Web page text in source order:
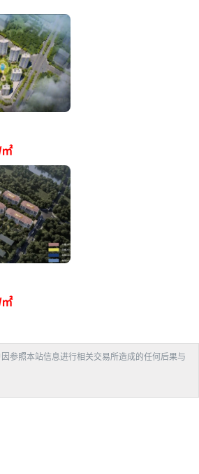
参照本站信息进行相关交易所造成的任何后果与